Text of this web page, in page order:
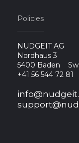
Policies
NUDGEIT AG
Nordhaus 3
5400 Baden
+41 56 544 72 81